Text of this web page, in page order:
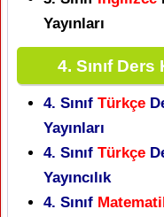
Yayınları
4. Sınıf
4. Sınıf Türkçe
Yayınları
4. Sınıf Türkçe
Yayıncılık
4. Sınıf